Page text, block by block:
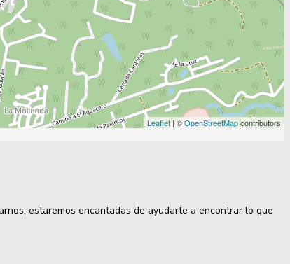
Leaflet | ©OpenStreetMapcontributors
estaremos encantadas de ayudarte a encontrar lo que